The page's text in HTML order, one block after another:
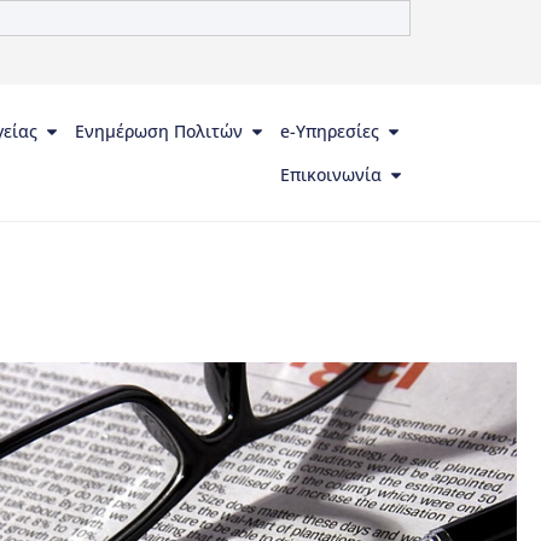
Ενημέρωση Πολιτών
e-Υπηρεσίες
Επικοινωνία